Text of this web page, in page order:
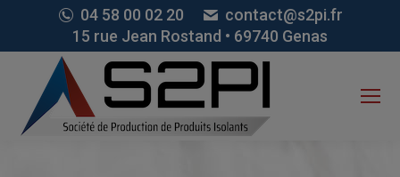
04 58 00 02 20
contact@s2pi.fr
15 rue Jean Rostand • 69740 Genas